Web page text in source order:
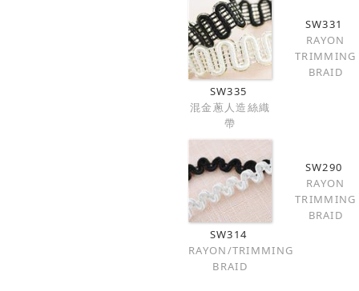
SW335
混金蔥人造絲織
帶
SW331
RAYON
TRIMMING
BRAID
SW314
RAYON/TRIMMING
BRAID
SW290
RAYON
TRIMMING
BRAID